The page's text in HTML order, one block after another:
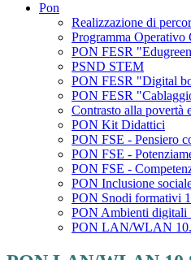
Pon
Realizzazione di
Programma Operativo
PON FESR
PSND STEM
PON FESR "Digital
PON FESR
Contrasto alla povertà
PON Kit Didattici
PON FSE - Pensiero
PON FSE -
PON FSE -
PON Inclusione
PON Snodi formativi
PON Ambienti
PON LAN/WLAN